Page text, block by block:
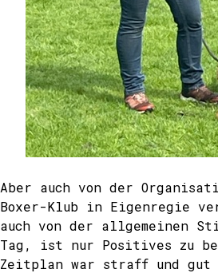
Aber auch von der
Boxer-Klub in Eigenregie
auch von der allgemeinen
Tag, ist nur Positives zu
Zeitplan war straff und